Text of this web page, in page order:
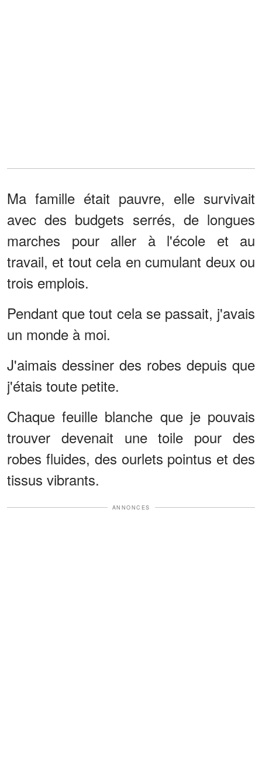
Ma famille était pauvre, elle survivait
avec des budgets serrés, de longues
marches pour aller à l'école et au
travail, et tout cela en cumulant deux ou
trois emplois.
Pendant que tout cela se passait, j'avais
un monde à moi.
J'aimais dessiner des robes depuis que
j'étais toute petite.
Chaque feuille blanche que je pouvais
trouver devenait une toile pour des
robes fluides, des ourlets pointus et des
tissus vibrants.
ANNONCES